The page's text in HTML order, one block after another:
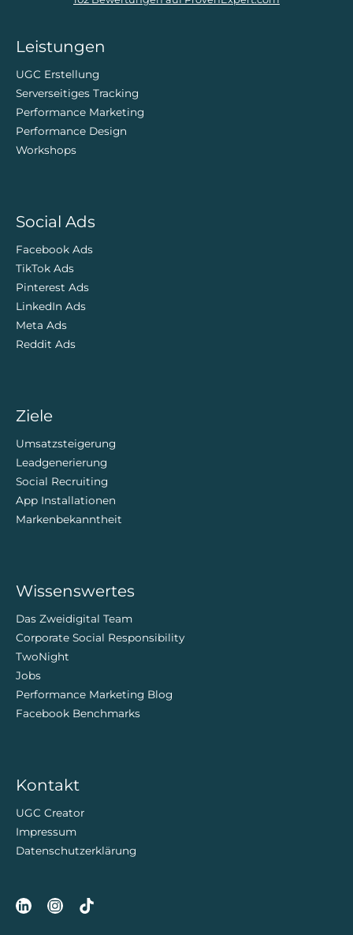
Leistungen
UGC Erstellung
Serverseitiges Tracking
Performance Marketing
Performance Design
Workshops
Social Ads
Facebook Ads
TikTok Ads
Pinterest Ads
LinkedIn Ads
Meta Ads
Reddit Ads
Ziele
Umsatzsteigerung
Leadgenerierung
Social Recruiting
App Installationen
Markenbekanntheit
Wissenswertes
Das Zweidigital Team
Corporate Social Responsibility
TwoNight
Jobs
Performance Marketing Blog
Facebook Benchmarks
Kontakt
UGC Creator
Impressum
Datenschutzerklärung